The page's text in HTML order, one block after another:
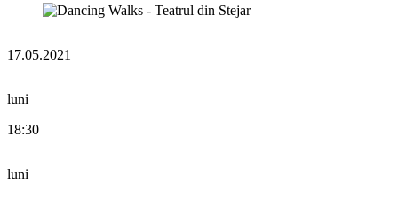
17.05.2021
luni
18:30
luni